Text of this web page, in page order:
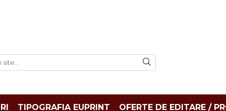
TIPOGRAFIA EUPRINT OFERTE DE EDITARE /